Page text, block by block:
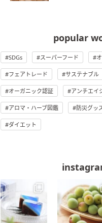
popular
SDGs スーパーフード
フェアトレード サステナブル
オーガニック認証 アンチエイ
アロマ・ハーブ図鑑 防災グッ
ダイエット